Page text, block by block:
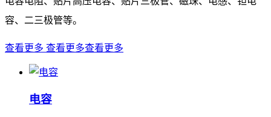
容、二三极管等。
查看更多 查看更多查看更多
电容